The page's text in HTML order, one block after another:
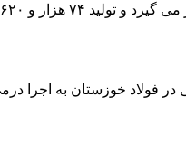
فولاد خوزستان به اجرا